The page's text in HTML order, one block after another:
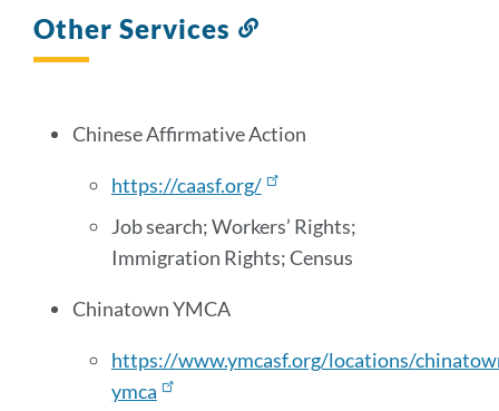
Other Services
Chinese Affirmative Action
https://caasf.org/
Job search; Workers’ Rights;
Immigration Rights; Census
Chinatown YMCA
https://www.ymcasf.org/locations/
ymca